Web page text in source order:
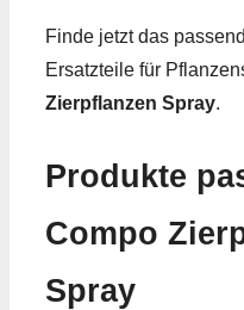
Finde jetzt das
Ersatzteile für
Zierpflanzen Spray.
Produkte
Compo
Spray